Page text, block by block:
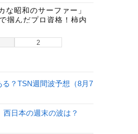
2
な昭和のサーファー」
掴んだプロ資格！柿内
生き様
？TSN週間波予想（8月7
西日本の週末の波は？